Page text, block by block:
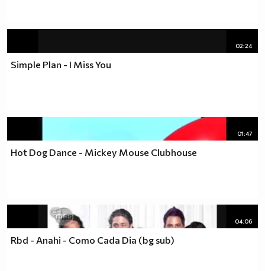
02:24
Simple Plan - I Miss You
01:47
Hot Dog Dance - Mickey Mouse Clubhouse
04:06
Rbd - Anahi - Como Cada Dia (bg sub)